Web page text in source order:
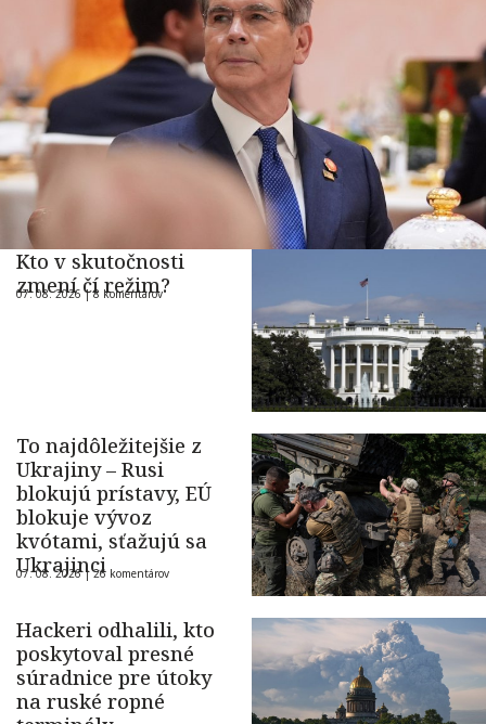
Kto v skutočnosti
zmení čí režim?
07. 08. 2026 |8 komentárov
To najdôležitejšie z
Ukrajiny – Rusi
blokujú prístavy, EÚ
blokuje vývoz
kvótami, sťažujú sa
Ukrajinci
07. 08. 2026 |26 komentárov
Hackeri odhalili, kto
poskytoval presné
súradnice pre útoky
na ruské ropné